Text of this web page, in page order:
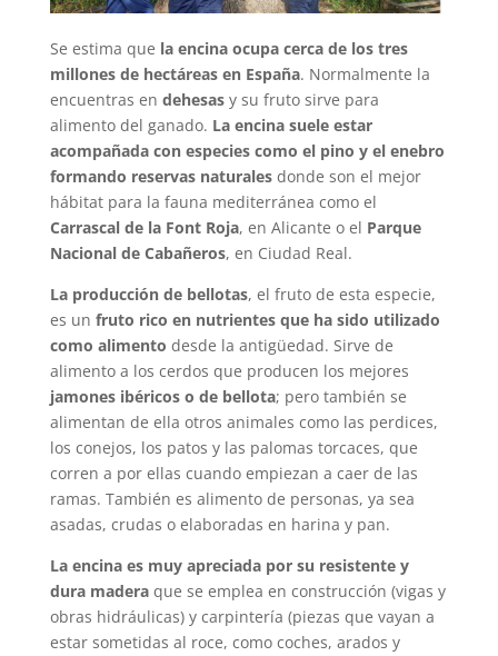
Se estima que la encina ocupa cerca de los tres
millones de hectáreas en España. Normalmente la
encuentras en dehesas y su fruto sirve para
alimento del ganado. La encina suele estar
acompañada con especies como el pino y el enebro
formando reservas naturalesdonde son el mejor
hábitat para la fauna mediterránea como el
Carrascal de la Font Roja, en Alicante o el Parque
Nacional de Cabañeros, en Ciudad Real.
La producción de bellotas, el fruto de esta especie,
es un fruto rico en nutrientes que ha sido utilizado
como alimento desde la antigüedad. Sirve de
alimento a los cerdos que producen los mejores
jamones ibéricos o de bellota; pero también se
alimentan de ella otros animales como las perdices,
los conejos, los patos y las palomas torcaces, que
corren a por ellas cuando empiezan a caer de las
ramas. También es alimento de personas, ya sea
asadas, crudas o elaboradas en harina y pan.
La encina es muy apreciada por su resistente y
dura maderaque se emplea en construcción (vigas y
obras hidráulicas) y carpintería (piezas que vayan a
estar sometidas al roce, como coches, arados y